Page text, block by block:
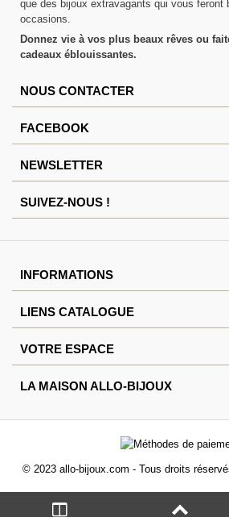
que des bijoux extravagants qui vous feront
occasions.
Donnez vie à vos plus beaux rêves ou
cadeaux éblouissantes.
NOUS CONTACTER
FACEBOOK
NEWSLETTER
SUIVEZ-NOUS !
INFORMATIONS
LIENS CATALOGUE
VOTRE ESPACE
LA MAISON ALLO-BIJOUX
© 2023 allo-bijoux.com - Tous droits